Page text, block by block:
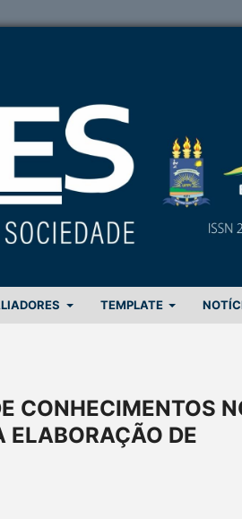
TEMPLATE
CONHECIMENTOS
ELABORAÇÃO DE